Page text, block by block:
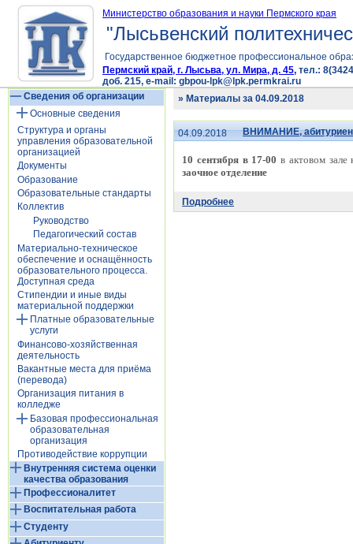
Министерство образования и науки Пермского края
"Лысьвенский
Государственное бюджетное профессиональное
Пермский край, г. Лысьва, ул. Мира, д. 45, тел.:
доб. 215, e-mail: gbpou-lpk@lpk.permkrai.ru
Сведения об организации
Основные сведения
Структура и органы
управления образовательной
организацией
Документы
Образование
Образовательные стандарты
Коллектив
Руководство
Педагогический состав
Материально-техническое
обеспечение и оснащённость
образовательного процесса.
Доступная среда
Стипендии и иные виды
материальной поддержки
Платные образовательные
услуги
Финансово-хозяйственная
деятельность
Вакантные места для приёма
(перевода)
Организация питания в
колледже
Базовая профессиональная
образовательная
организация
Противодействие коррупции
Внутренняя система оценки
качества образования
Профессионалитет
Воспитательная работа
Студенту
» Материалы за 04.09.2018
04.09.2018 ВНИМАНИЕ,
10 сентября в 17-00 в актовом зале
заочное отделение
Подробнее